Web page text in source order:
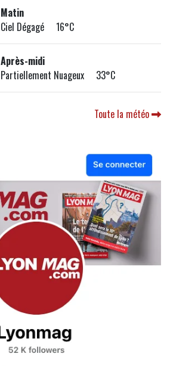
Matin
Ciel Dégagé 16°C
Après-midi
Partiellement Nuageux 33°C
Toute la météo